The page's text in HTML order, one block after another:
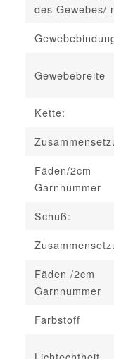
des Gewebes/
Gewebebreite
Kette:
Fäden/2cm
Garnnummer
Schuß:
Fäden /2cm
Garnnummer
Farbstoff